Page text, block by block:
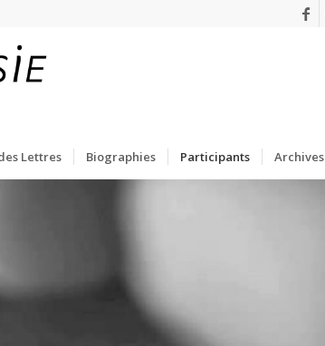
Lettres Biographies Participants Archives